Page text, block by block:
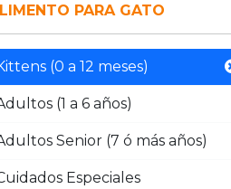
PARA GATO
(0 a 12 meses)
(1 a 6 años)
Senior (7 ó más años)
Especiales